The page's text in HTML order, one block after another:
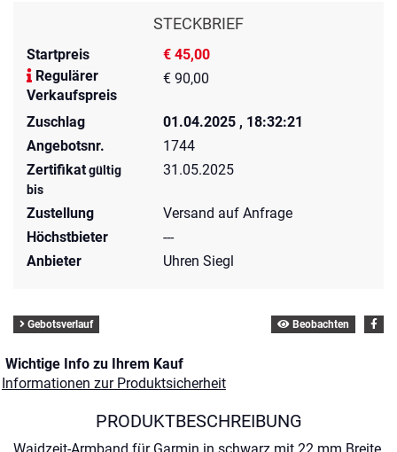
STECKBRIEF
Startpreis
€ 45,00
Regulärer
Verkaufspreis
€ 90,00
Zuschlag
01.04.2025 , 18:32:21
Angebotsnr.
1744
Zertifikatgültig
bis
31.05.2025
Zustellung
Versand auf Anfrage
Höchstbieter
---
Anbieter
Uhren Siegl
Gebotsverlauf Beobachten
Wichtige Info zu Ihrem Kauf
Informationen zur Produktsicherheit
PRODUKTBESCHREIBUNG